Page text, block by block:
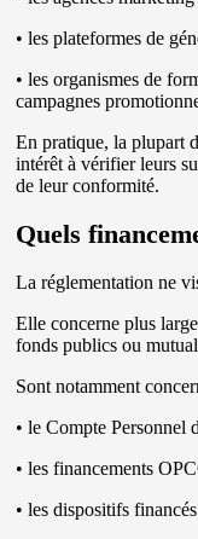
• les plateformes de
• les organismes de
campagnes
En pratique, la plupart
intérêt à vérifier leurs
de leur conformité.
Quels
La réglementation ne
Elle concerne plus
fonds publics ou
Sont notamment
• le Compte Personnel
• les financements
• les dispositifs